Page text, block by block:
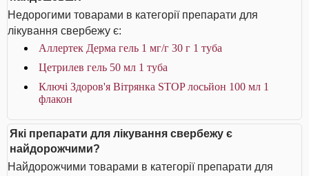
Недорогими товарами в категорії препарати для
лікування свербежу є:
Аллертек Дерма гель 1 мг/г 30 г 1 туба
Цетрилев гель 50 мл 1 туба
Ключі Здоров'я Вітрянка STOP лосьйон 100 мл 1
флакон
Які препарати для лікування свербежу є
найдорожчими?
Найдорожчими товарами в категорії препарати для